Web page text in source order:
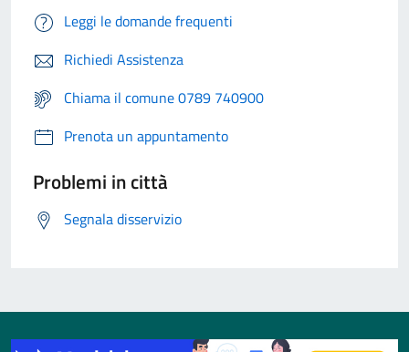
Leggi le domande frequenti
Richiedi Assistenza
Chiama il comune 0789 740900
Prenota un appuntamento
Problemi in città
Segnala disservizio